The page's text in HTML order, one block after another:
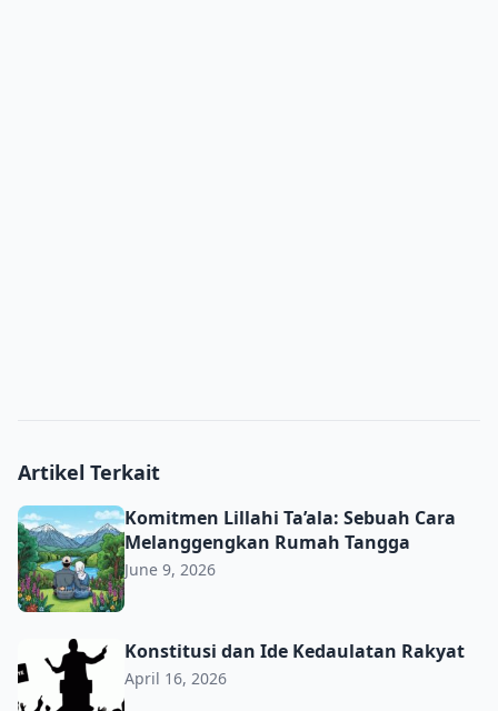
Artikel Terkait
Komitmen Lillahi Ta’ala: Sebuah Cara Melanggengkan
Komitmen Lillahi Ta’ala: Sebuah Cara
Melanggengkan Rumah Tangga
June 9, 2026
Konstitusi dan Ide Kedaulatan Rakyat
Konstitusi dan Ide Kedaulatan Rakyat
April 16, 2026